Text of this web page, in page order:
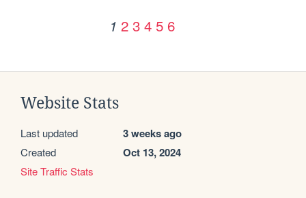
1 2 3 4 5 6
Website Stats
Last updated 3 weeks ago
Created Oct 13, 2024
Site Traffic Stats